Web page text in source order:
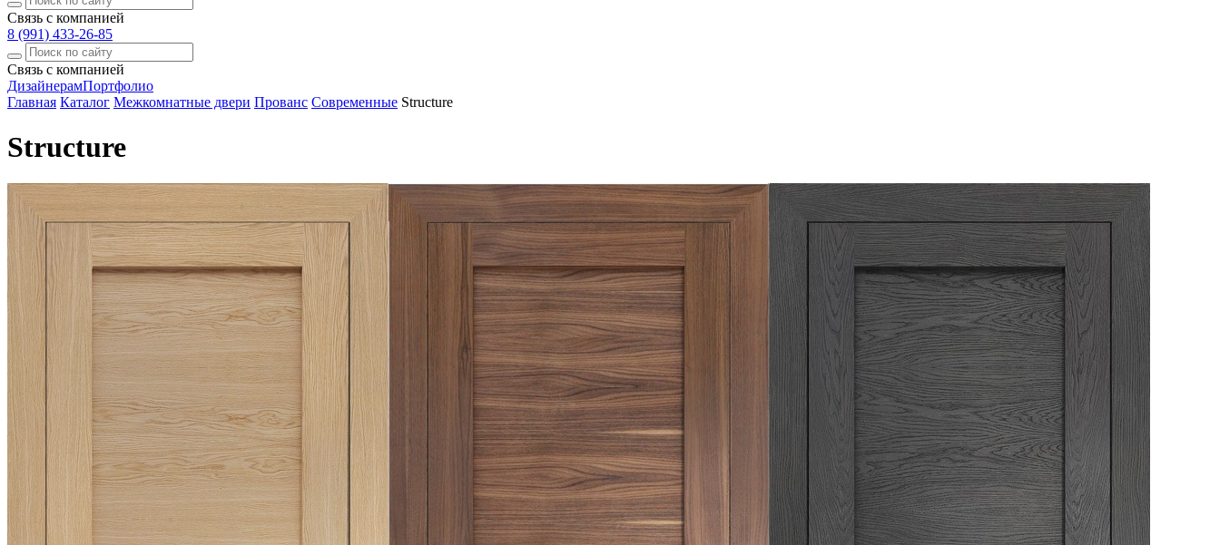
Связь с компанией
8 (991) 433-26-85
Связь с компанией
ДизайнерамПортфолио
Главная Каталог Межкомнатные двери Прованс Современные Structure
Structure